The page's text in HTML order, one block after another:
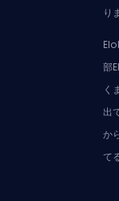
り
部
く
出
か
て